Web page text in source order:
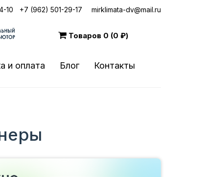
10 +7 (962) 501-29-17 mirklimata-dv@mail.ru
Товаров 0 (0 ₽)
и оплата Блог Контакты